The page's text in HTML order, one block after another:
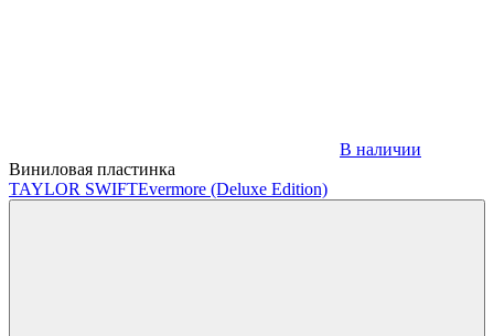
В наличии
Виниловая пластинка
TAYLOR SWIFTEvermore (Deluxe Edition)